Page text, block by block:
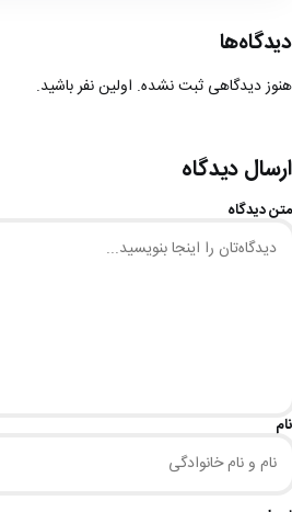
دیدگاه‌ها
هنوز دیدگاهی ثبت نشده. اولین نفر باشید.
ارسال دیدگاه
متن دیدگاه
نام